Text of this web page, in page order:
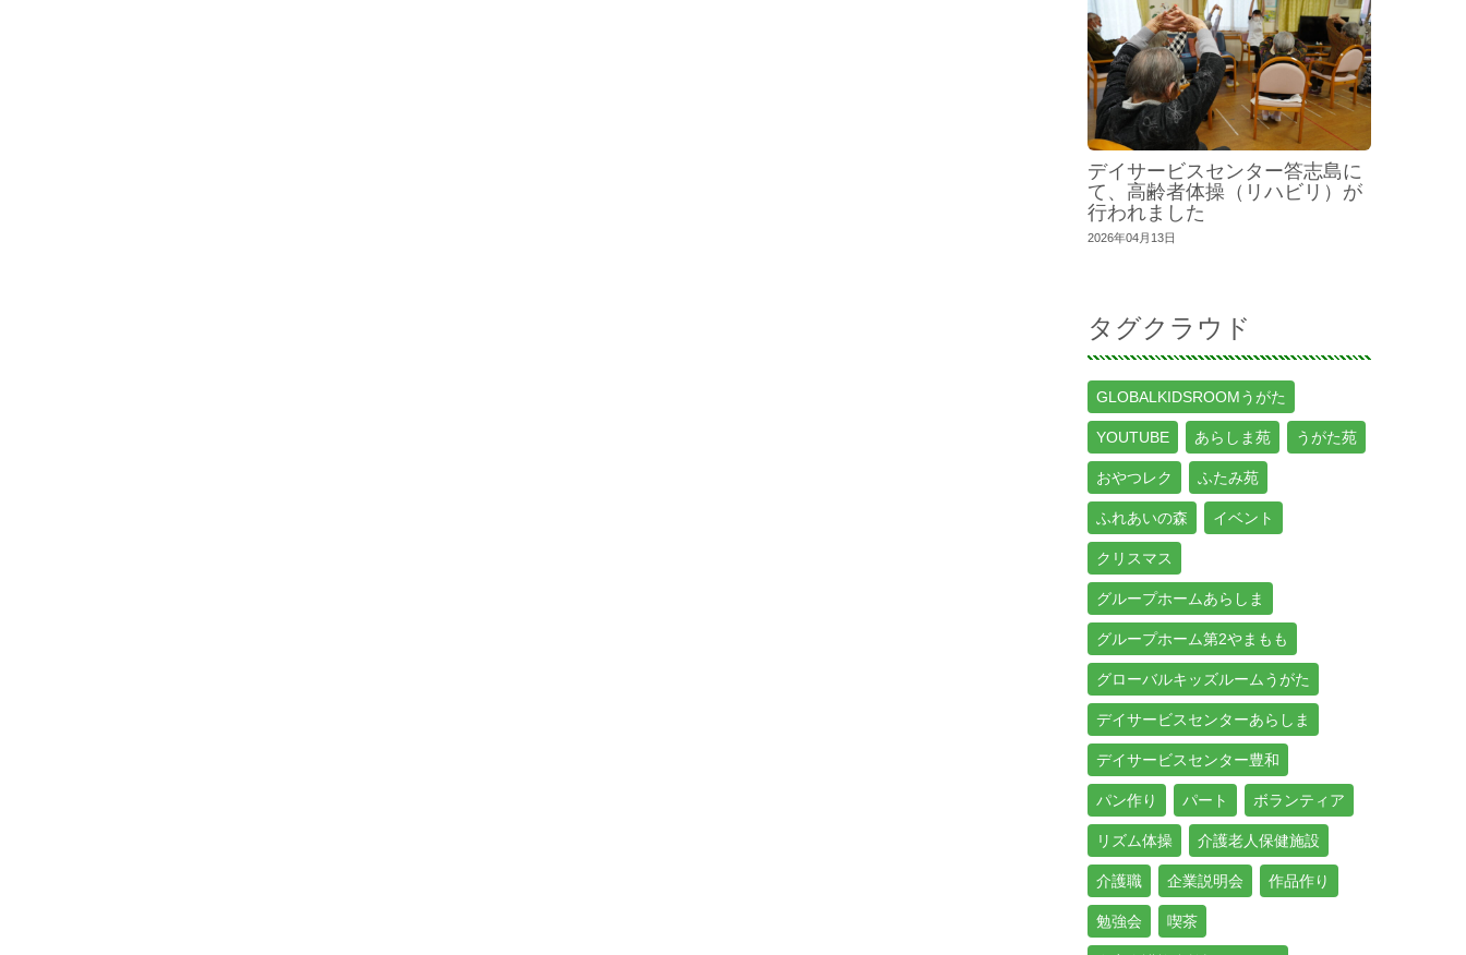
デイサービスセンター答志島に
て、高齢者体操（リハビリ）が
行われました
2026年04月13日
タグクラウド
GLOBALKIDSROOMうがた
YOUTUBE あらしま苑 うがた苑
おやつレク ふたみ苑
ふれあいの森 イベント
クリスマス
グループホームあらしま
グループホーム第2やまもも
グローバルキッズルームうがた
デイサービスセンターあらしま
デイサービスセンター豊和
パン作り パート ボランティア
リズム体操 介護老人保健施設
介護職 企業説明会 作品作り
勉強会 喫茶